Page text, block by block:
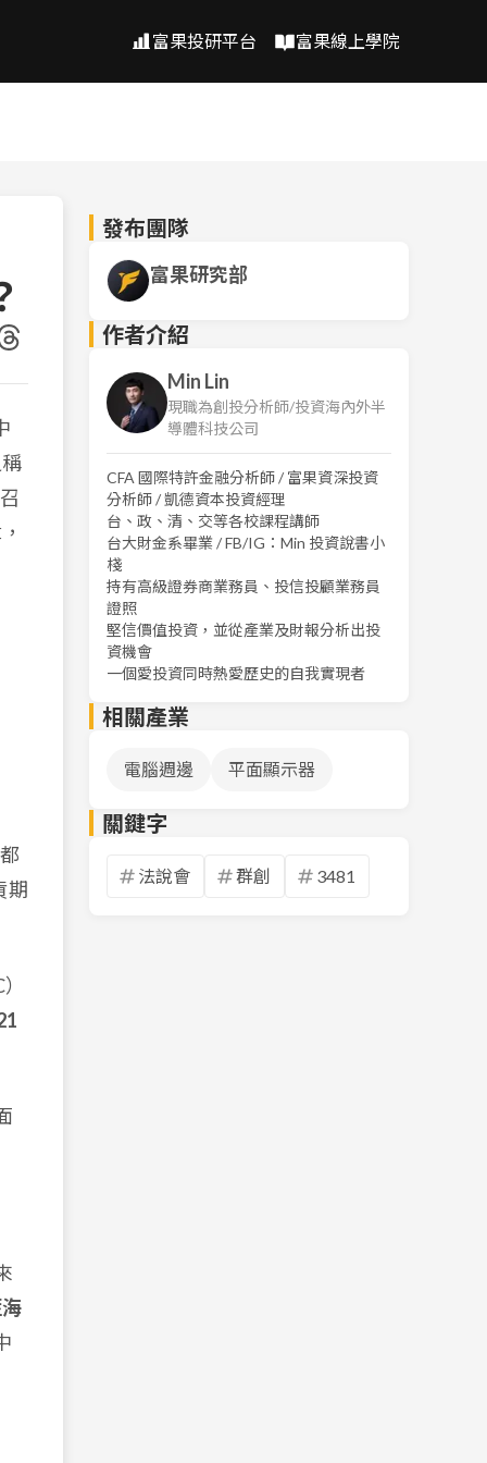
富果投研平台 富果線上學院
期
發布團隊
富果研究部
作者介紹
Min Lin
現職為創投分析師/投資海內外半
導體科技公司
CFA 國際特許金融分析師 / 富果資深投資
分析師 / 凱德資本投資經理
台、政、清、交等各校課程講師
台大財金系畢業 / FB/IG：Min 投資說書小
棧
持有高級證券商業務員、投信投顧業務員
證照
堅信價值投資，並從產業及財報分析出投
資機會
一個愛投資同時熱愛歷史的自我實現者
相關產業
電腦週邊 平面顯示器
關鍵字
法說會 群創 3481